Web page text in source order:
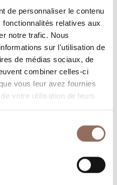
de personnaliser le contenu
relatives aux
notre trafic. Nous
sur l'utilisation de
de médias sociaux, de
combiner celles-ci
vous leur avez fournies
votre utilisation de leurs
quoi faire et visiter
Monferrato Roero, tout en
météo en temps réel
Où manger